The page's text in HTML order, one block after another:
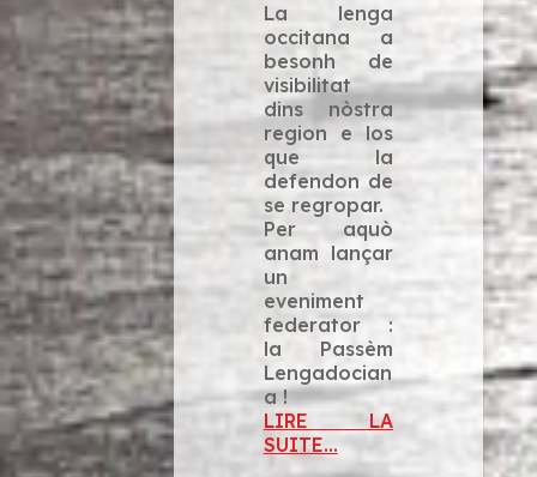
La lenga
occitana a
besonh de
visibilitat
dins nòstra
region e los
que la
defendon de
se regropar.
Per aquò
anam lançar
un
eveniment
federator :
la Passèm
Lengadocian
a !
LIRE LA
SUITE...